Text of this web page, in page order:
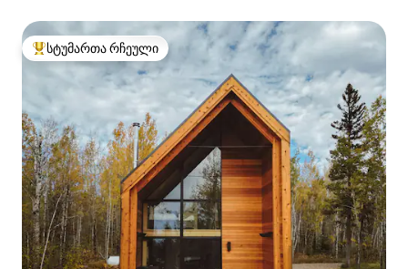
სტუმართა რჩეული მოწინავე ვარიანტი
სტუმართა რჩეული